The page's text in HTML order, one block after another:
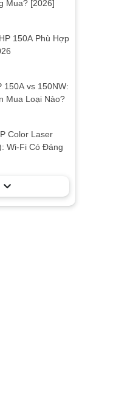
Mua? [2026]
150A Phù Hợp
150A vs 150NW:
Mua Loại Nào?
Color Laser
Wi-Fi Có Đáng